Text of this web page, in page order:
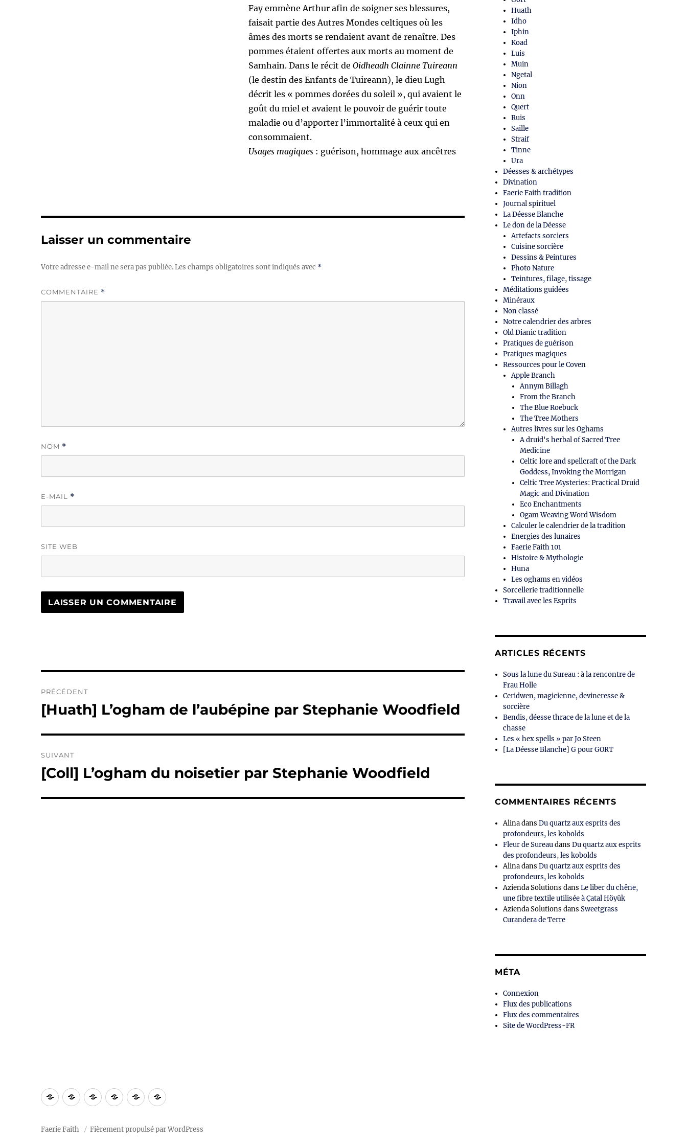
Fay emmène Arthur afin de soigner ses blessures,
faisait partie des Autres Mondes celtiques où les
âmes des morts se rendaient avant de renaître. Des
pommes étaient offertes aux morts au moment de
Samhain. Dans le récit de Oidheadh Clainne Tuireann
(le destin des Enfants de Tuireann), le dieu Lugh
décrit les « pommes dorées du soleil », qui avaient le
goût du miel et avaient le pouvoir de guérir toute
maladie ou d’apporter l’immortalité à ceux qui en
consommaient.
Usages magiques : guérison, hommage aux ancêtres
Laisser un commentaire
Votre adresse e-mail ne sera pas publiée.Les champs obligatoires sont indiqués avec *
COMMENTAIRE *
NOM *
E-MAIL *
SITE WEB
de
PRÉCÉDENT
Publication
[Huath] L’ogham de l’aubépine par Stephanie Woodfield
SUIVANT
Publication
[Coll] L’ogham du noisetier par Stephanie Woodfield
Huath
Idho
Iphin
Koad
Luis
Muin
Ngetal
Nion
Onn
Quert
Ruis
Saille
Straif
Tinne
Ura
Déesses & archétypes
Divination
Faerie Faith tradition
Journal spirituel
La Déesse Blanche
Le don de la Déesse
Artefacts sorciers
Cuisine sorcière
Dessins & Peintures
Photo Nature
Teintures, filage, tissage
Méditations guidées
Minéraux
Non classé
Notre calendrier des arbres
Old Dianic tradition
Pratiques de guérison
Pratiques magiques
Ressources pour le Coven
Apple Branch
Annym Billagh
From the Branch
The Blue Roebuck
The Tree Mothers
Autres livres sur les Oghams
A druid's herbal of Sacred Tree
Medicine
Celtic lore and spellcraft of the Dark
Goddess, Invoking the Morrigan
Celtic Tree Mysteries: Practical Druid
Magic and Divination
Eco Enchantments
Ogam Weaving Word Wisdom
Calculer le calendrier de la tradition
Energies des lunaires
Faerie Faith 101
Histoire & Mythologie
Huna
Les oghams en vidéos
Sorcellerie traditionnelle
Travail avec les Esprits
ARTICLES RÉCENTS
Sous la lune du Sureau : à la rencontre de
Frau Holle
Ceridwen, magicienne, devineresse &
sorcière
Bendis, déesse thrace de la lune et de la
chasse
Les « hex spells » par Jo Steen
[La Déesse Blanche] G pour GORT
COMMENTAIRES RÉCENTS
AlinadansDu quartz aux esprits des
profondeurs, les kobolds
Fleur de SureaudansDu quartz aux esprits
des profondeurs, les kobolds
AlinadansDu quartz aux esprits des
profondeurs, les kobolds
Azienda Solutions dansLe liber du chêne,
une fibre textile utilisée à Çatal Höyük
Azienda Solutions dansSweetgrass
Curandera de Terre
MÉTA
Connexion
Flux des publications
Flux des commentaires
Site de WordPress-FR
À
Blog SectionCalendrierRessources
Notre
Faerie Faith Fièrement propulsé par WordPress